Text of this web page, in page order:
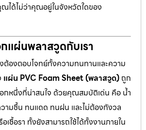
ได้ไม่ว่าคุณอยู่ในจังหวัดใดของ
แผ่นพลาสวูดกับเรา
ต้องตอบโจทย์ทั้งความทนทานและความ
แผ่น PVC Foam Sheet (พลาสวูด) ถูก
อกหนึ่งที่น่าสนใจ ด้วยคุณสมบัติเด่น คือ น้ำ
ามชื้น ทนแดด ทนฝน และไม่ต้องกังวล
เชื้อรา ทั้งยังสามารถใช้ได้ทั้งงานภายใน